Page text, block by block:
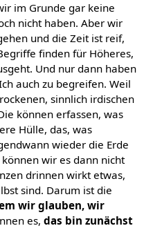
im Grunde gar keine
nicht haben. Aber wir
und die Zeit ist reif,
finden für Höheres,
Und nur dann haben
auch zu begreifen. Weil
sinnlich irdischen
können erfassen, was
Hülle, das, was
wieder die Erde
wir es dann nicht
drinnen wirkt etwas,
sind. Darum ist die
wir glauben, wir
es, das bin zunächst